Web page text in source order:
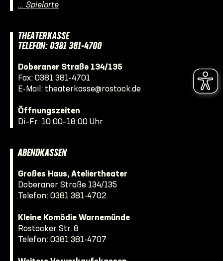
… Spielorte
THEATERKASSE
TELEFON: 0381 381-4700
Doberaner Straße 134/135
Fax: 0381 381-4701
E-Mail: theaterkasse@rostock.de
Öffnungszeiten
Di–Fr: 10:00–18:00 Uhr
ABENDKASSEN
Großes Haus, Ateliertheater
Doberaner Straße 134/135
Telefon: 0381 381-4702
Kleine Komödie Warnemünde
Rostocker Str. 8
Telefon: 0381 381-4707